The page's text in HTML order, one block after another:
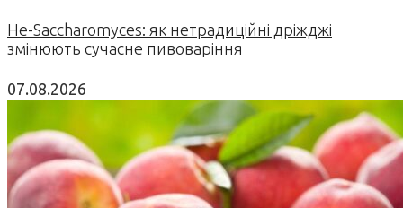
Не-Saccharomyces: як нетрадиційні дріжджі
змінюють сучасне пивоваріння
07.08.2026